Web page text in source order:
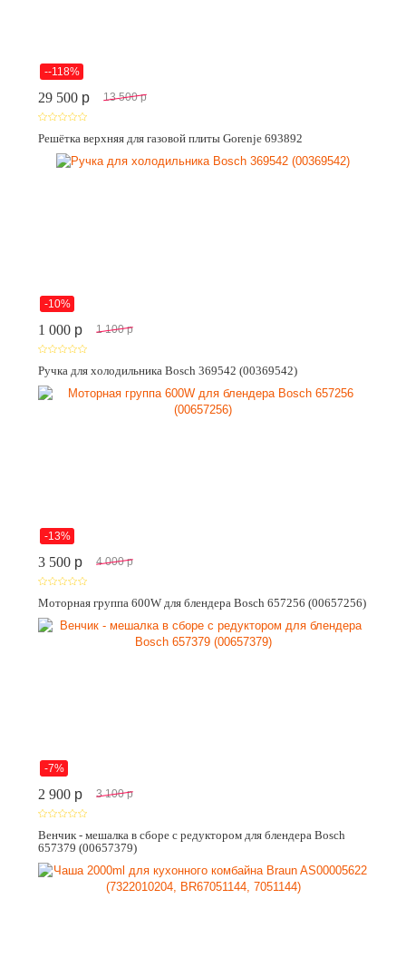
--118%
29 500 p 13 500 p
Решётка верхняя для газовой плиты Gorenje 693892
-10%
1 000 p 1 100 p
Ручка для холодильника Bosch 369542 (00369542)
-13%
3 500 p 4 000 p
Моторная группа 600W для блендера Bosch 657256 (00657256)
-7%
2 900 p 3 100 p
Венчик - мешалка в сборе с редуктором для блендера Bosch
657379 (00657379)